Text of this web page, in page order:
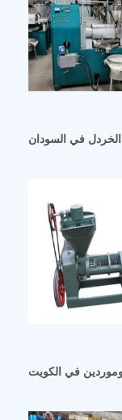
في السودان
في الكويت